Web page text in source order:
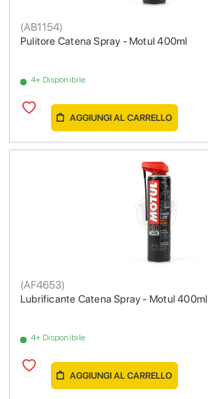
Pulitore Catena Spray - Motul 400ml
(AB1154)
4+ Disponibile
AGGIUNGI AL CARRELLO
Lubrificante Catena Spray - Motul 400ml
(AF4653)
4+ Disponibile
AGGIUNGI AL CARRELLO